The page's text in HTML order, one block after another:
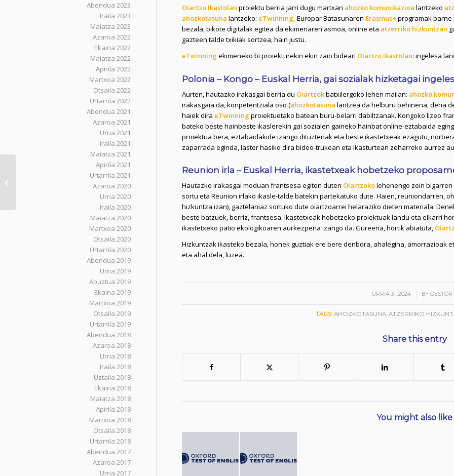
Oiartzo Ikastolan proiektu berria jarri dugu martxan ahozko komunikazioa lantzeko
ahozkotasuna lantzeko: eTwinning, Europar Batasunaren Erasmus+ programak barne
bezala, bikote digitalak egitea da ekimenaren asmoa, online eta atzerriko hizkuntzan
gazteen talde txikiak sortzea, hain justu.
eTwinningekimeneko bi proiekturekin ekin zaio bideari Oiartzo Ikastolan: ingelesa
Polonia – Kongo – Euskal Herria, gai sozialak hizketagai
Aurten, hautazko irakasgai berria du Oiartzokbatxilergoko lehen mailan: ahozko
irakasgaia da, konpetentziala oso (ahozkotasuna lantzea da helburu behinena, dena
haiek dira eTwinningproiektuetako batean buru-belarri dabiltzanak. Kongoko lizeo
bateko beste hainbeste ikaslerekin gai sozialen gaineko hainbat online-eztabaida
proiektua bera, eztabaidakide izango dituztenak eta beste ikastetxeak ezagutu,
zaparrada eginda, laster hasiko dira bideo-trukean eta ikasturtean zeharreko aurrez
Reunion irla – Euskal Herria, ikastetxeak hobetzeko
Hautazko irakasgai moduan frantsesa egiten duten Oiartzokolehenengo zein
sortu eta Reunion irlako ikasle-talde batekin partekatuko dute. Haien, reuniondarren,
hizkuntza izan), gaztelaniaz sortuko dute oiartzoarrei helaraziko dieten materiala.
beste batzuek, berriz, frantsesa. Ikastetxeak hobetzeko proiektuak landu eta elkarri
ikastetxeko patio ekologikoaren aurkezpena izango da. Gureena, hortik abiatuta,
Hizkuntzak ikasteko bezala, honek guztiak ere bere denbora, ahalegina, amorrazioak
eta ahal dela, luzea.
URRIA 31, 2024
/ BY GESTOR
TAGS: AHOZKOTASUNA, ATZERRIKO
Share this entry
You might also like
Abendua 2023
Iraila 2023
Maiatza 2023
Azaroa 2022
Ekaina 2022
Maiatza 2022
Apirila 2022
Martxoa 2022
Otsaila 2022
Urtarrila 2022
Abendua 2021
Azaroa 2021
Urria 2021
Iraila 2021
Maiatza 2021
Apirila 2021
Urtarrila 2021
Azaroa 2020
Urria 2020
Iraila 2020
Maiatza 2020
Martxoa 2020
Otsaila 2020
Urtarrila 2020
Abendua 2019
Urria 2019
Abuztua 2019
Ekaina 2019
Martxoa 2019
Otsaila 2019
Urtarrila 2019
Abendua 2018
Azaroa 2018
Urria 2018
Iraila 2018
Uztaila 2018
Ekaina 2018
Maiatza 2018
Apirila 2018
Martxoa 2018
Otsaila 2018
Urtarrila 2018
Abendua 2017
Azaroa 2017
Urria 2017